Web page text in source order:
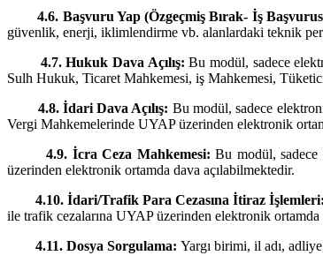
4.6. Başvuru Yap (Özgeçmiş Bırak- İş
güvenlik, enerji, iklimlendirme vb. alanlardaki teknik
4.7. Hukuk Dava Açılış:Bu modül, sadece
Sulh Hukuk, Ticaret Mahkemesi, iş Mahkemesi,
4.8. İdari Dava Açılış: Bu modül, sadece
Vergi Mahkemelerinde UYAP üzerinden elektronik
4.9. İcra Ceza Mahkemesi: Bu modül, sadece
üzerinden elektronik ortamda dava açılabilmektedir.
4.10. İdari/Trafik Para Cezasına İtiraz
ile trafik cezalarına UYAP üzerinden elektronik ortamda
4.11. Dosya Sorgulama: Yargı birimi, il adı,